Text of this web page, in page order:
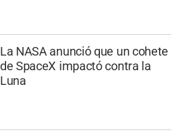
La NASA anunció que un cohete
de SpaceX impactó contra la
Luna